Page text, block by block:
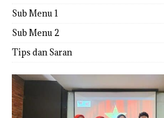
Sub Menu 1
Sub Menu 2
Tips dan Saran